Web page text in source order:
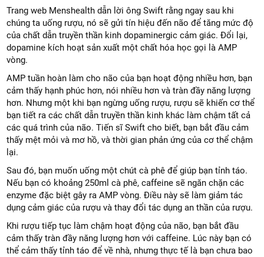
Trang web Menshealth dẫn lời ông Swift rằng ngay sau khi
chúng ta uống rượu, nó sẽ gửi tín hiệu đến não để tăng mức độ
của chất dẫn truyền thần kinh dopaminergic cảm giác. Đổi lại,
dopamine kích hoạt sản xuất một chất hóa học gọi là AMP
vòng.
AMP tuần hoàn làm cho não của bạn hoạt động nhiều hơn, bạn
cảm thấy hạnh phúc hơn, nói nhiều hơn và tràn đầy năng lượng
hơn. Nhưng một khi bạn ngừng uống rượu, rượu sẽ khiến cơ thể
bạn tiết ra các chất dẫn truyền thần kinh khác làm chậm tất cả
các quá trình của não. Tiến sĩ Swift cho biết, bạn bắt đầu cảm
thấy mệt mỏi và mơ hồ, và thời gian phản ứng của cơ thể chậm
lại.
Sau đó, bạn muốn uống một chút cà phê để giúp bạn tỉnh táo.
Nếu bạn có khoảng 250ml cà phê, caffeine sẽ ngăn chặn các
enzyme đặc biệt gây ra AMP vòng. Điều này sẽ làm giảm tác
dụng cảm giác của rượu và thay đổi tác dụng an thần của rượu.
Khi rượu tiếp tục làm chậm hoạt động của não, bạn bắt đầu
cảm thấy tràn đầy năng lượng hơn với caffeine. Lúc này bạn có
thể cảm thấy tỉnh táo để về nhà, nhưng thực tế là bạn chưa bao